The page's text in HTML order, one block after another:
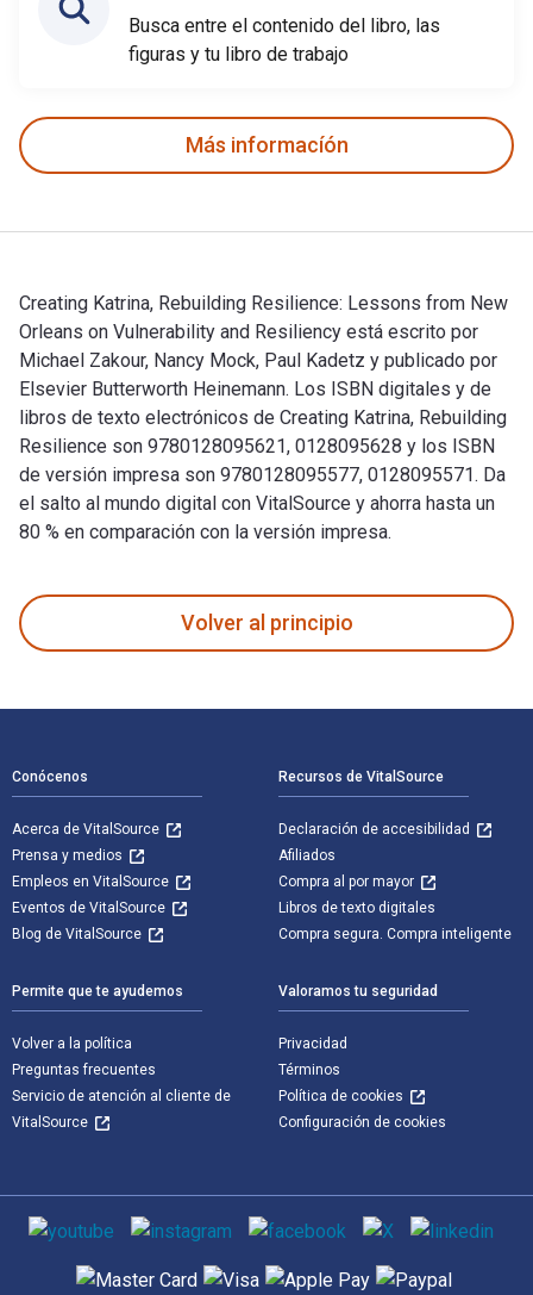
Busca entre el contenido del libro, las
figuras y tu libro de trabajo
Más informacíón
Creating Katrina, Rebuilding Resilience: Lessons from New
Orleans on Vulnerability and Resiliency está escrito por
Michael Zakour, Nancy Mock, Paul Kadetz y publicado por
Elsevier Butterworth Heinemann. Los ISBN digitales y de
libros de texto electrónicos de Creating Katrina, Rebuilding
Resilience son 9780128095621, 0128095628 y los ISBN
de versión impresa son 9780128095577, 0128095571. Da
el salto al mundo digital con VitalSource y ahorra hasta un
80 % en comparación con la versión impresa.
Volver al principio
Conócenos
Acerca de VitalSource
Prensa y medios
Empleos en VitalSource
Eventos de VitalSource
Blog de VitalSource
Recursos de VitalSource
Declaración de accesibilidad
Afiliados
Compra al por mayor
Libros de texto digitales
Compra segura. Compra inteligente
Permite que te ayudemos
Volver a la política
Preguntas frecuentes
Servicio de atención al cliente de
VitalSource
Valoramos tu seguridad
Privacidad
Términos
Política de cookies
Configuración de cookies
Medios de comunicación social
Métodos de pago admitidos